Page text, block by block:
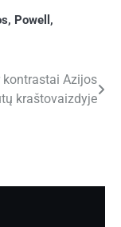
, Powell ,
kontrastai Azijos
kraštovaizdyje